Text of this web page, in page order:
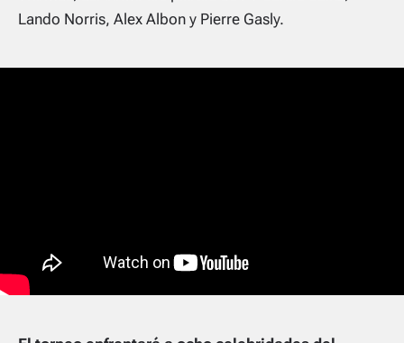
Lando Norris, Alex Albon y Pierre Gasly.